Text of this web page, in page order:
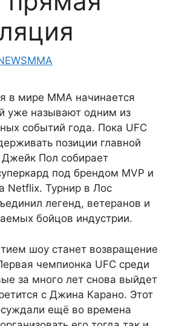
в мире ММА начинается
уже называют одним из
событий года. Пока UFC
позиции главной
Пол собирает
под брендом MVP и
Netflix. Турнир в Лос
легенд, ветеранов и
бойцов индустрии.
шоу станет возвращение
чемпионка UFC среди
за много лет снова выйдет
с Джина Карано. Этот
ещё во времена